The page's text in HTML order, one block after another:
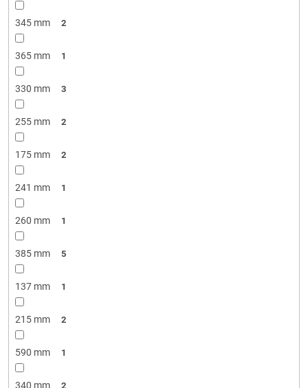
345 mm 2
365 mm 1
330 mm 3
255 mm 2
175 mm 2
241 mm 1
260 mm 1
385 mm 5
137 mm 1
215 mm 2
590 mm 1
340 mm 2